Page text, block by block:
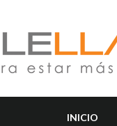
INICIO